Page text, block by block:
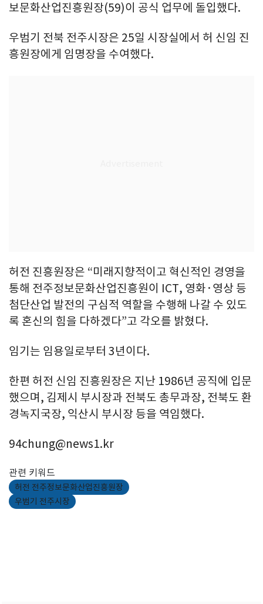
보문화산업진흥원장(59)이 공식 업무에 돌입했다.
우범기 전북 전주시장은 25일 시장실에서 허 신임 진
흥원장에게 임명장을 수여했다.
허전 진흥원장은 “미래지향적이고 혁신적인 경영을
통해 전주정보문화산업진흥원이 ICT, 영화·영상 등
첨단산업 발전의 구심적 역할을 수행해 나갈 수 있도
록 혼신의 힘을 다하겠다”고 각오를 밝혔다.
임기는 임용일로부터 3년이다.
한편 허전 신임 진흥원장은 지난 1986년 공직에 입문
했으며, 김제시 부시장과 전북도 총무과장, 전북도 환
경녹지국장, 익산시 부시장 등을 역임했다.
94chung@news1.kr
관련 키워드
허전 전주정보문화산업진흥원장
우범기 전주시장